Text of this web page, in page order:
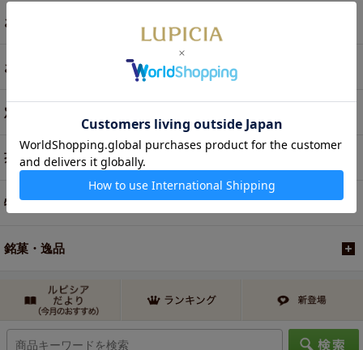
お菓子・食品・飲料
お買い得商品
定期便
茶器・オリジナルグッズ
特別商品・お取り寄せ
銘菓・逸品